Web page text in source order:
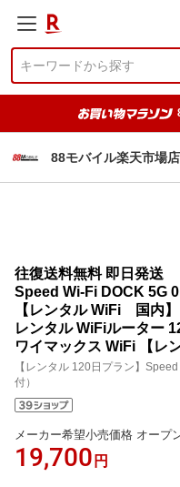
88モバイル楽天市場店
往復送料無料 即日発送
Speed Wi-Fi DOCK 5G
【レンタル WiFi 国内】
レンタル WiFiルーター
ワイマックス WiFi 【レ
【レンタル 120日プラン】
付）
メーカー希望小売価格 オープ
19,700 円